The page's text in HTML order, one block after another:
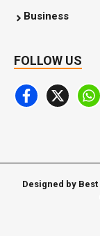
Business
FOLLOW US
Designed by